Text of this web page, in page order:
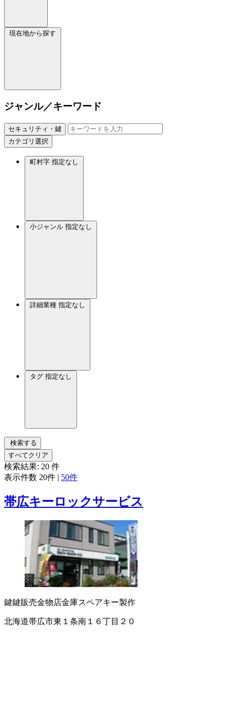
現在地から探す
ジャンル／キーワード
セキュリティ・鍵
カテゴリ選択
町村字 指定なし
小ジャンル 指定なし
詳細業種 指定なし
タグ 指定なし
検索する
すべてクリア
検索結果: 20 件
表示件数 20件 | 50件
帯広キーロックサービス
鍵鍵販売金物店金庫スペアキー製作
北海道帯広市東１条南１６丁目２０